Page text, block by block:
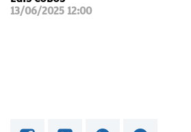
13/06/2025 12:00